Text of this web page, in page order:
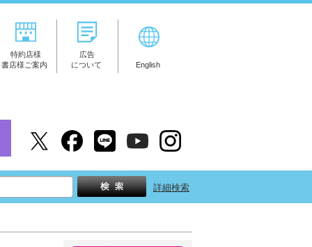
特約店様
書店様ご案内
広告
について
English
詳細検索